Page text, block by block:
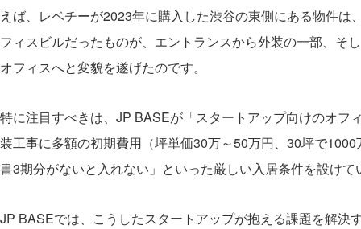
えば、レベチーが2023年に購入した渋谷の東側にある物件
フィスビルだったものが、エントランスから外装の一部、そ
オフィスへと変貌を遂げたのです。
特に注目すべきは、JP BASEが「スタートアップ向けのオ
装工事に多額の初期費用（坪単価30万～50万円、30坪で
書3期分がないと入れない」といった厳しい入居条件を設け
JP BASEでは、こうしたスタートアップが抱える課題を解